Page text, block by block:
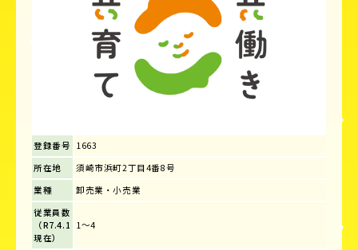
登録番号 1663
所在地
須崎市浜町2丁目4番8号
業種
卸売業・小売業
従業員数
（R7.4.1
現在）
1～4